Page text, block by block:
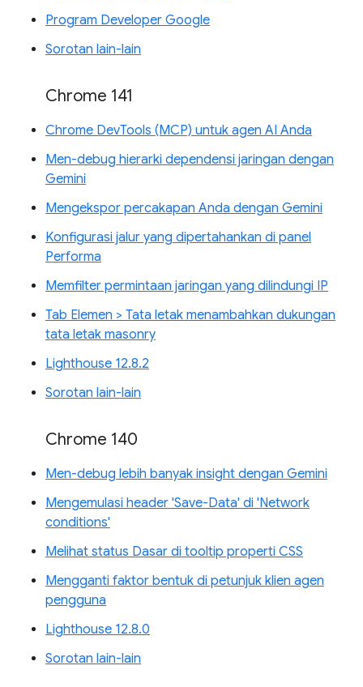
Program Developer Google
Sorotan lain-lain
Chrome 141
Chrome DevTools (MCP) untuk agen AI Anda
Men-debug hierarki dependensi jaringan dengan
Gemini
Mengekspor percakapan Anda dengan Gemini
Konfigurasi jalur yang dipertahankan di panel
Performa
Memfilter permintaan jaringan yang dilindungi IP
Tab Elemen > Tata letak menambahkan dukungan
tata letak masonry
Lighthouse 12.8.2
Sorotan lain-lain
Chrome 140
Men-debug lebih banyak insight dengan Gemini
Mengemulasi header 'Save-Data' di 'Network
conditions'
Melihat status Dasar di tooltip properti CSS
Mengganti faktor bentuk di petunjuk klien agen
pengguna
Lighthouse 12.8.0
Sorotan lain-lain